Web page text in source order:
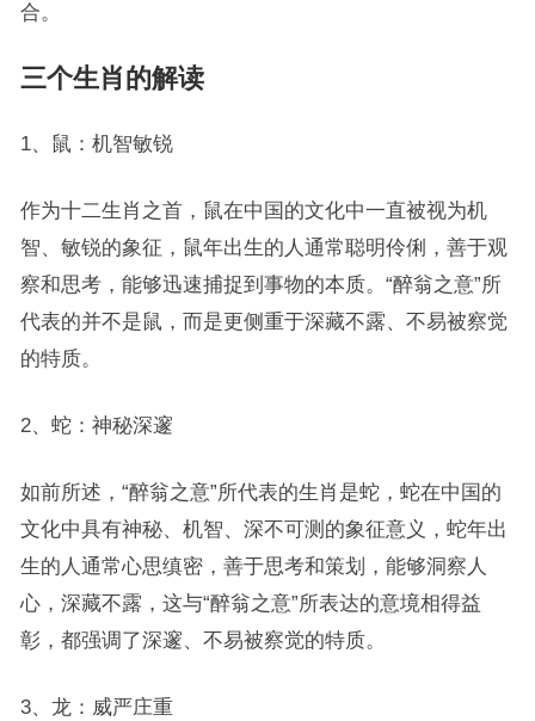
合。
三个生肖的解读
1、鼠：机智敏锐
作为十二生肖之首，鼠在中国的文化中一直被视为机
智、敏锐的象征，鼠年出生的人通常聪明伶俐，善于观
察和思考，能够迅速捕捉到事物的本质。“醉翁之意”所
代表的并不是鼠，而是更侧重于深藏不露、不易被察觉
的特质。
2、蛇：神秘深邃
如前所述，“醉翁之意”所代表的生肖是蛇，蛇在中国的
文化中具有神秘、机智、深不可测的象征意义，蛇年出
生的人通常心思缜密，善于思考和策划，能够洞察人
心，深藏不露，这与“醉翁之意”所表达的意境相得益
彰，都强调了深邃、不易被察觉的特质。
3、龙：威严庄重